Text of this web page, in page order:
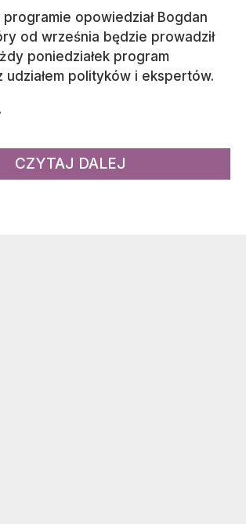
opowiedział Bogdan
od września będzie prowadził
poniedziałek program
polityków i ekspertów.
CZYTAJ DALEJ